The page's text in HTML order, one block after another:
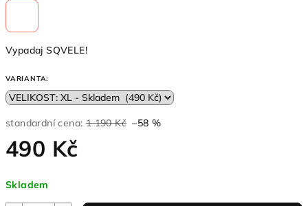
Vypadaj SQVELE!
VARIANTA:
standardní cena: 1 190 Kč –58 %
490 Kč
cena:
Skladem